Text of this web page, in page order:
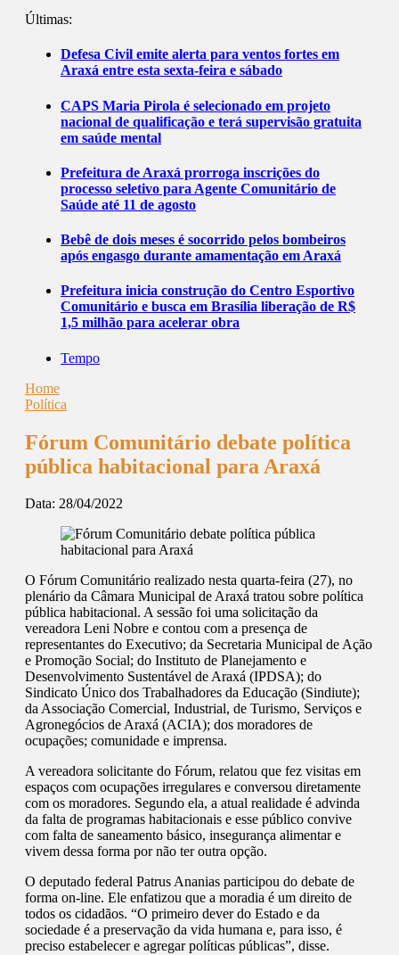
Últimas:
Defesa Civil emite alerta para ventos fortes em
Araxá entre esta sexta-feira e sábado
CAPS Maria Pirola é selecionado em projeto
nacional de qualificação e terá supervisão gratuita
em saúde mental
Prefeitura de Araxá prorroga inscrições do
processo seletivo para Agente Comunitário de
Saúde até 11 de agosto
Bebê de dois meses é socorrido pelos bombeiros
após engasgo durante amamentação em Araxá
Prefeitura inicia construção do Centro Esportivo
Comunitário e busca em Brasília liberação de R$
1,5 milhão para acelerar obra
Tempo
Home
Política
Fórum Comunitário debate política
pública habitacional para Araxá
Data: 28/04/2022
O Fórum Comunitário realizado nesta quarta-feira (27), no
plenário da Câmara Municipal de Araxá tratou sobre política
pública habitacional. A sessão foi uma solicitação da
vereadora Leni Nobre e contou com a presença de
representantes do Executivo; da Secretaria Municipal de Ação
e Promoção Social; do Instituto de Planejamento e
Desenvolvimento Sustentável de Araxá (IPDSA); do
Sindicato Único dos Trabalhadores da Educação (Sindiute);
da Associação Comercial, Industrial, de Turismo, Serviços e
Agronegócios de Araxá (ACIA); dos moradores de
ocupações; comunidade e imprensa.
A vereadora solicitante do Fórum, relatou que fez visitas em
espaços com ocupações irregulares e conversou diretamente
com os moradores. Segundo ela, a atual realidade é advinda
da falta de programas habitacionais e esse público convive
com falta de saneamento básico, insegurança alimentar e
vivem dessa forma por não ter outra opção.
O deputado federal Patrus Ananias participou do debate de
forma on-line. Ele enfatizou que a moradia é um direito de
todos os cidadãos. “O primeiro dever do Estado e da
sociedade é a preservação da vida humana e, para isso, é
preciso estabelecer e agregar políticas públicas”, disse.